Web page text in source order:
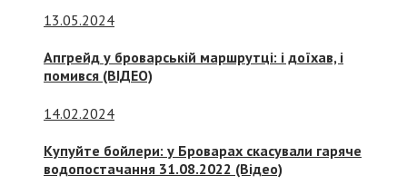
13.05.2024
Апгрейд у броварській маршрутці: і доїхав, і
помився (ВІДЕО)
14.02.2024
Купуйте бойлери: у Броварах скасували гаряче
водопостачання 31.08.2022 (Відео)